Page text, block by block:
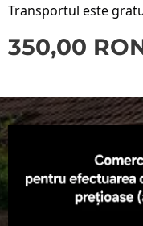
Transportul este
350,00